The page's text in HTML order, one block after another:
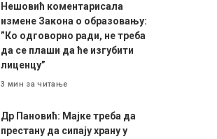
Нешовић коментарисала
измене Закона о образовању:
”Ко одговорно ради, не треба
да се плаши да ће изгубити
лиценцу”
3 мин за читање
Др Пановић: Мајке треба да
престану да сипају храну у